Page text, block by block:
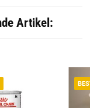
Artikel: